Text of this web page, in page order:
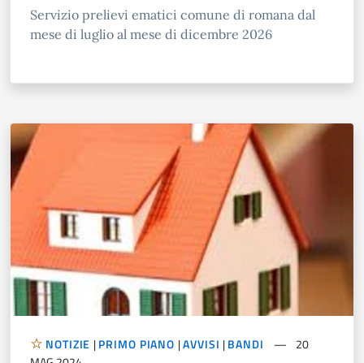
Servizio prelievi ematici comune di romana dal
mese di luglio al mese di dicembre 2026
NOTIZIE |PRIMO PIANO |AVVISI |BANDI
20